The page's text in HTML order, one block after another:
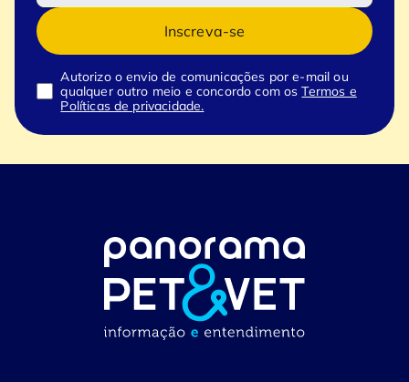
Inscreva-se
Autorizo o envio de comunicações por e-mail ou
qualquer outro meio e concordo com osTermos e
Políticas de privacidade.